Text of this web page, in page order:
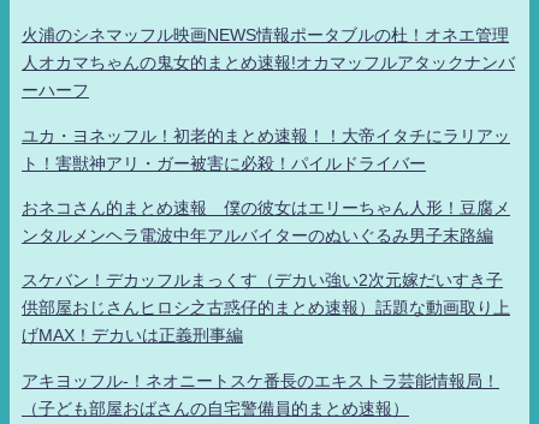
火浦のシネマッフル映画NEWS情報ポータブルの杜！オネエ管理
人オカマちゃんの鬼女的まとめ速報!オカマッフルアタックナンバ
ーハーフ
ユカ・ヨネッフル！初老的まとめ速報！！大帝イタチにラリアッ
ト！害獣神アリ・ガー被害に必殺！パイルドライバー
おネコさん的まとめ速報 僕の彼女はエリーちゃん人形！豆腐メ
ンタルメンヘラ電波中年アルバイターのぬいぐるみ男子末路編
スケバン！デカッフルまっくす（デカい強い2次元嫁だいすき子
供部屋おじさんヒロシ之古惑仔的まとめ速報）話題な動画取り上
げMAX！デカいは正義刑事編
アキヨッフル-！ネオニートスケ番長のエキストラ芸能情報局！
（子ども部屋おばさんの自宅警備員的まとめ速報）